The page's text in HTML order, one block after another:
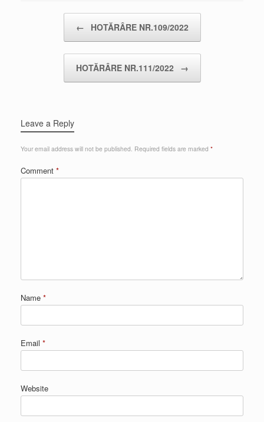
← HOTĂRÂRE NR.109/2022
HOTĂRÂRE NR.111/2022 →
Leave a Reply
Your email address will not be published. Required fields are marked *
Comment *
Name *
Email *
Website